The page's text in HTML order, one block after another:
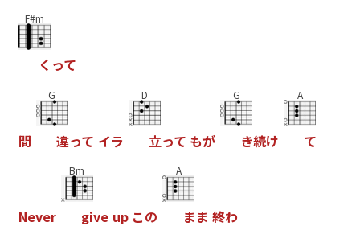
F#m
く って
間
G
違って イラ
D
立って もが
G
き続け
A
て
Never
Bm
give up この
A
まま 終わ